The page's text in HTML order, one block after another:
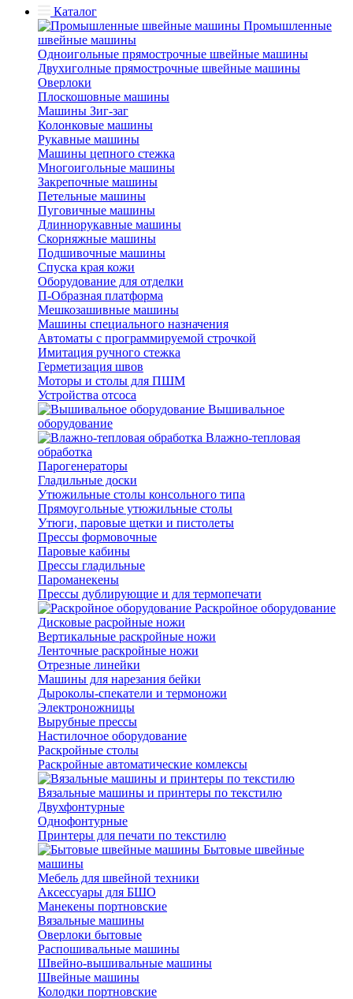
Каталог
Промышленные
швейные машины
Одноигольные прямострочные швейные машины
Двухиголные прямострочные швейные машины
Оверлоки
Плоскошовные машины
Машины Зиг-заг
Колонковые машины
Рукавные машины
Машины цепного стежка
Многоигольные машины
Закрепочные машины
Петельные машины
Пуговичные машины
Длиннорукавные машины
Скорняжные машины
Подшивочные машины
Спуска края кожи
Оборудование для отделки
П-Образная платформа
Мешкозашивные машины
Машины специального назначения
Автоматы с программируемой строчкой
Имитация ручного стежка
Герметизация швов
Моторы и столы для ПШМ
Устройства отсоса
Вышивальное
оборудование
Влажно-тепловая
обработка
Парогенераторы
Гладильные доски
Утюжильные столы консольного типа
Прямоугольные утюжильные столы
Утюги, паровые щетки и пистолеты
Прессы формовочные
Паровые кабины
Прессы гладильные
Пароманекены
Прессы дублирующие и для термопечати
Раскройное оборудование
Дисковые расройные ножи
Вертикальные раскройные ножи
Ленточные раскройные ножи
Отрезные линейки
Машины для нарезания бейки
Дыроколы-спекатели и термоножи
Электроножницы
Вырубные прессы
Настилочное оборудование
Раскройные столы
Раскройные автоматические комлексы
Вязальные машины и принтеры по текстилю
Двухфонтурные
Однофонтурные
Принтеры для печати по текстилю
Бытовые швейные
машины
Мебель для швейной техники
Аксессуары для БШО
Манекены портновские
Вязальные машины
Оверлоки бытовые
Распошивальные машины
Швейно-вышивальные машины
Швейные машины
Колодки портновские